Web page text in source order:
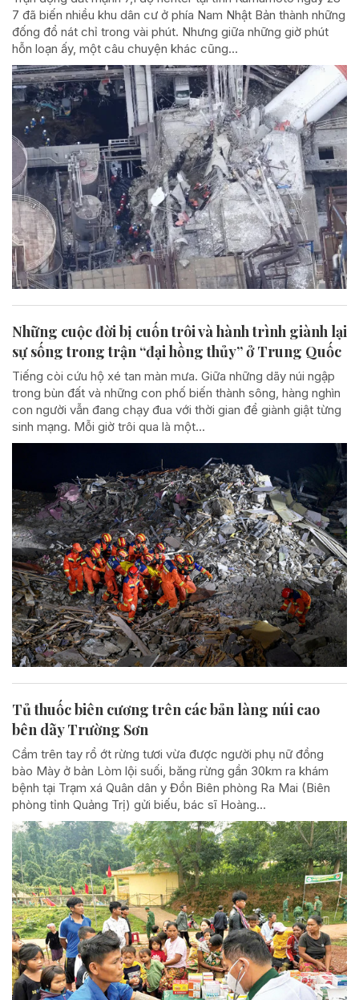
7 đã biến nhiều khu dân cư ở phía Nam Nhật Bản thành những
đống đổ nát chỉ trong vài phút. Nhưng giữa những giờ phút
hỗn loạn ấy, một câu chuyện khác cũng...
Những cuộc đời bị cuốn trôi và hành trình giành lại
sự sống trong trận “đại hồng thủy” ở Trung Quốc
Tiếng còi cứu hộ xé tan màn mưa. Giữa những dãy núi ngập
trong bùn đất và những con phố biến thành sông, hàng nghìn
con người vẫn đang chạy đua với thời gian để giành giật từng
sinh mạng. Mỗi giờ trôi qua là một...
Tủ thuốc biên cương trên các bản làng núi cao
bên dãy Trường Sơn
Cầm trên tay rổ ớt rừng tươi vừa được người phụ nữ đồng
bào Mày ở bản Lòm lội suối, băng rừng gần 30km ra khám
bệnh tại Trạm xá Quân dân y Đồn Biên phòng Ra Mai (Biên
phòng tỉnh Quảng Trị) gửi biếu, bác sĩ Hoàng...